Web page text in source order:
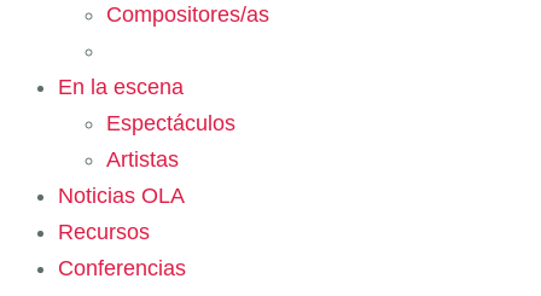
Compositores/as
En la escena
Espectáculos
Artistas
Noticias OLA
Recursos
Conferencias